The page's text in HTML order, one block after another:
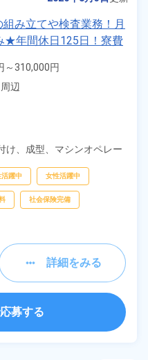
組み立てや検査業務！月
★年間休日125日！寮費
備★赴任旅費会社負担
業先食堂利用可◎《埼
～310,000円
円
辺
け、 成型、 マシンオペレー
活躍中 女性活躍中
社会保険完備
詳細をみる
募する